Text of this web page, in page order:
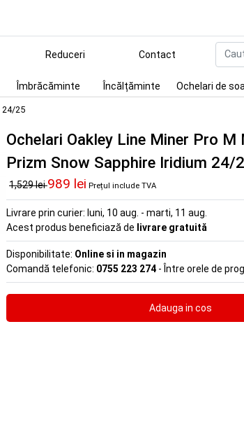
Reduceri Contact
Îmbrăcăminte Încălțăminte Ochelari de
24/25
Ochelari Oakley Line Miner Pro
Prizm Snow Sapphire Iridium 24/
1,529 lei989 lei Prețul include TVA
Livrare prin curier: luni, 10 aug. - marti, 11 aug.
Acest produs beneficiază de livrare gratuită
Disponibilitate: Online si in magazin
Comandă telefonic: 0755 223 274 - Între orele de